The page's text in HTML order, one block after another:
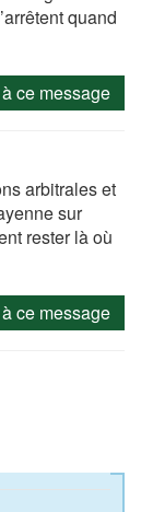
quand
ce message
arbitrales et
sur
rester là où
ce message